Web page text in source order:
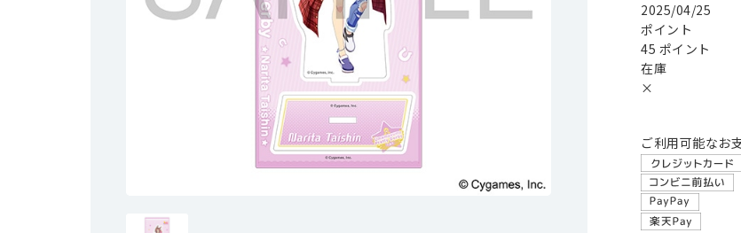
2025/04/25
ポイント
45 ポイント
在庫
×
ご利用可能なお